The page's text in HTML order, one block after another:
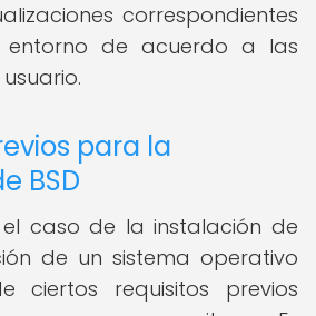
correspondientes
de acuerdo a las
para la
BSD
caso de la instalación de
de un sistema operativo
ciertos requisitos previos